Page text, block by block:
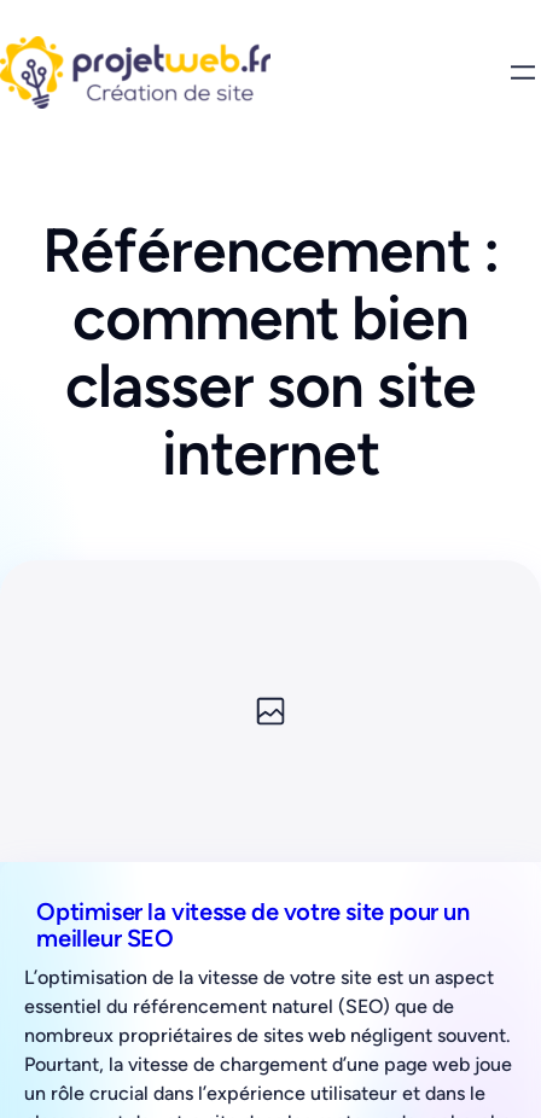
Référencement :
comment bien
classer son site
internet
Optimiser la vitesse de votre site pour un
meilleur SEO
L’optimisation de la vitesse de votre site est un aspect
essentiel du référencement naturel (SEO) que de
nombreux propriétaires de sites web négligent souvent.
Pourtant, la vitesse de chargement d’une page web joue
un rôle crucial dans l’expérience utilisateur et dans le